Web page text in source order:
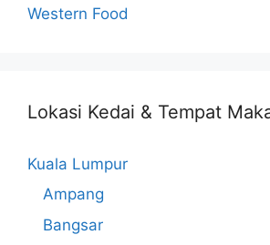
Western Food
Lokasi Kedai & Tempat
Kuala Lumpur
Ampang
Bangsar